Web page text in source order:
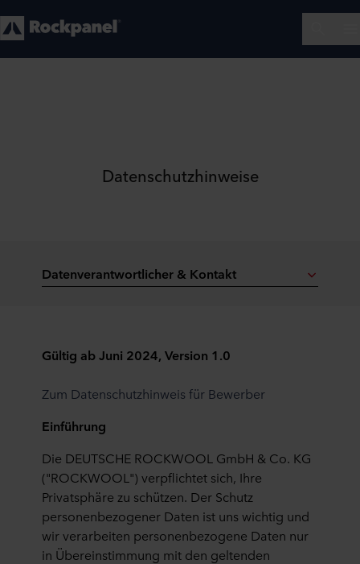
Datenschutzhinweise
Datenverantwortlicher & Kontakt
Gültig ab Juni 2024, Version 1.0
Zum Datenschutzhinweis für Bewerber
Einführung
Die DEUTSCHE ROCKWOOL GmbH & Co. KG
("ROCKWOOL") verpflichtet sich, Ihre
Privatsphäre zu schützen. Der Schutz
personenbezogener Daten ist uns wichtig und
wir verarbeiten personenbezogene Daten nur
in Übereinstimmung mit den geltenden